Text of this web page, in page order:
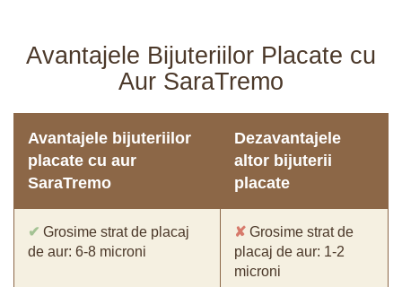
Avantajele Bijuteriilor Placate cu
Aur SaraTremo
Avantajele bijuteriilor
placate cu aur
SaraTremo
Dezavantajele
altor bijuterii
placate
✔ Grosime strat de placaj
de aur: 6-8 microni
✘ Grosime strat de
placaj de aur: 1-2
microni